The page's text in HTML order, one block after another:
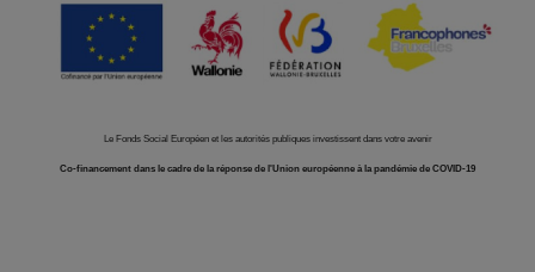
Le Fonds Social Européen et les autorités publiques investissent dans votre avenir
Co-financement dans le cadre de la réponse de l'Union européenne à la pandémie de COVID-19